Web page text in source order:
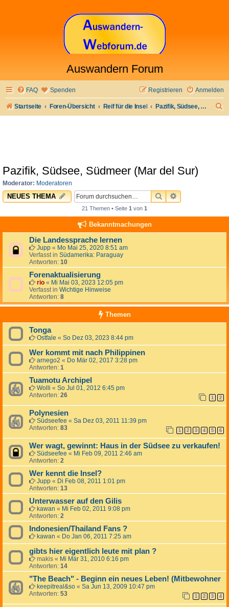
Auswandern Forum
FAQ Spenden Anmelden
Registrieren
Startseite Foren-Übersicht Reif für die Insel Pazifik, Südsee, Südmeer (Mar del Sur)
Pazifik, Südsee, Südmeer (Mar del Sur)
Moderator: Moderatoren
NEUES THEMA SUCHEERWEITERTE
21 Themen • Seite 1 von 1
Bekanntmachungen
Die Landessprache lernen
Jupp « Mo Mai 25, 2020 8:51 am
Verfasst in Südamerika: Paraguay
Antworten: 10
Forenaktualisierung
rio « Mi Mai 03, 2023 12:05 pm
Verfasst in Wichtige Hinweise
Antworten: 8
Themen
Tonga
Ostfale « So Dez 03, 2023 8:44 pm
Wer kommt mit nach Philippinen
arnego2 « Do Mär 02, 2017 3:28 pm
Antworten: 1
Tuamotu Archipel
Wolli « So Jul 01, 2012 6:45 pm
Antworten: 26 1 2
Polynesien
Südseefee « Sa Dez 03, 2011 11:39 pm
Antworten: 83 1 2 3 4 5 6
Wer wagt, gewinnt: Haus in der Südsee zu verkaufen!
Südseefee « Mi Feb 09, 2011 2:46 am
Antworten: 2
Wer kennt die Insel?
Jupp « Di Feb 08, 2011 1:01 pm
Antworten: 13
Unterwasser auf den Gilis
kawan « Mi Feb 02, 2011 9:08 pm
Antworten: 2
Indonesien/Thailand Fans ?
kawan « Do Jan 06, 2011 7:25 am
gibts hier eigentlich leute mit plan ?
makis « Mi Mär 31, 2010 6:16 pm
Antworten: 14
"The Beach" - Beginn ein neues Leben! (Mitbewohner
keepitreal&so « Sa Jun 13, 2009 10:47 pm
Antworten: 53 1 2 3 4